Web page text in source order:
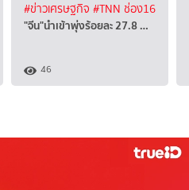
#ข่าวเศรษฐกิจ #TNN ช่อง16
"จีน"นำเข้าพุ่งร้อยละ 27.8 …
46